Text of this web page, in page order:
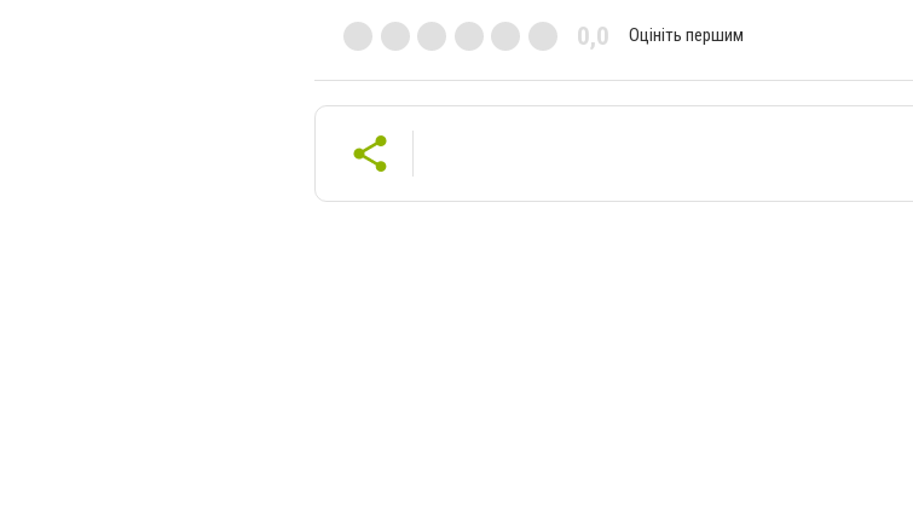
0,0 Оцініть першим